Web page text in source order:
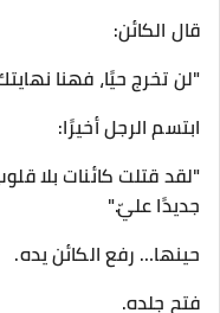
قال الكائن:
"لن تخرج حيًا، فهنا
ابتسم الرجل أخيرًا:
"لقد قتلت كائنات بلا
جديدًا عليّ."
حينها… رفع الكائن يده.
فتح جلده.